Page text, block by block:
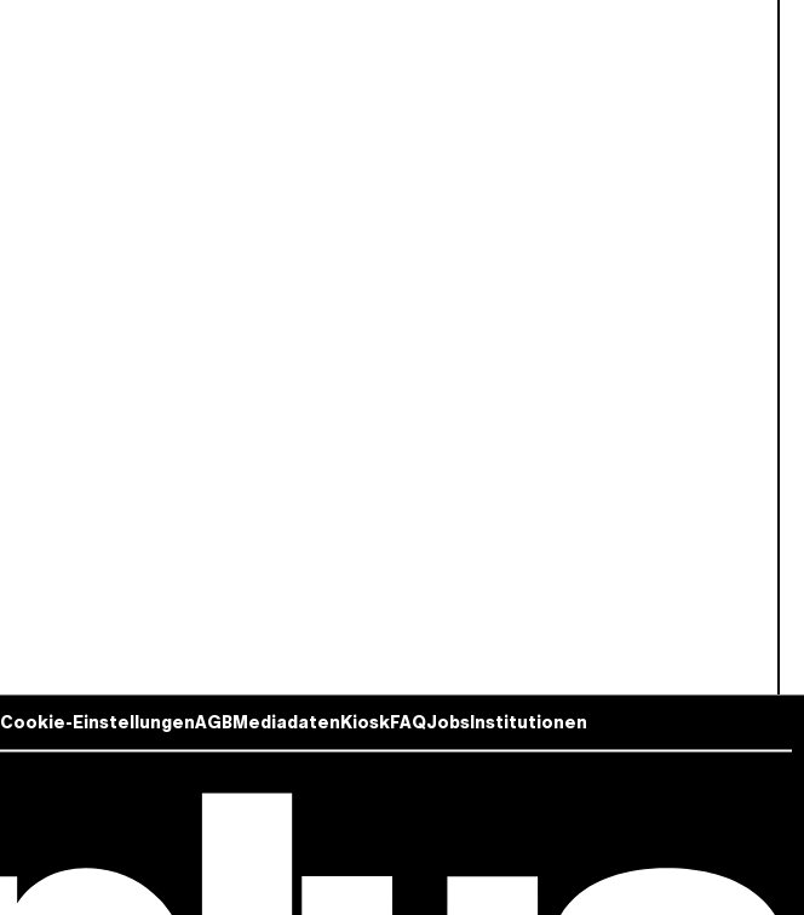
Cookie-EinstellungenAGBMediadatenKioskFAQJobsInstitutionen